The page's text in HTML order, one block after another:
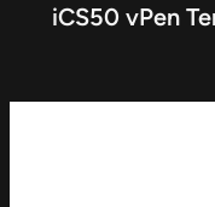
iCS50 vPen